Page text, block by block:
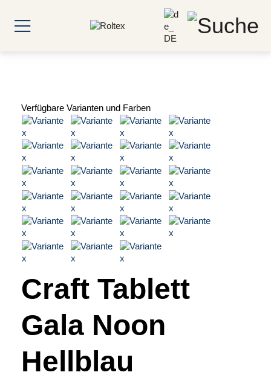
Verfügbare Varianten und Farben
Craft Tablett
Gala Noon
Hellblau